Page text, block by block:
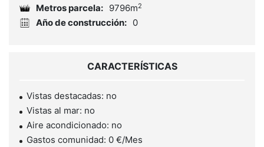
Metros parcela: 9796m2
Año de construcción: 0
CARACTERÍSTICAS
Vistas destacadas: no
Vistas al mar: no
Aire acondicionado: no
Gastos comunidad: 0 €/Mes